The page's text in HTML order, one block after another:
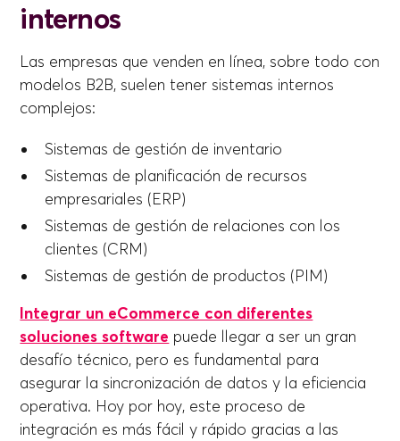
internos
Las empresas que venden en línea, sobre todo con
modelos B2B, suelen tener sistemas internos
complejos:
Sistemas de gestión de inventario
Sistemas de planificación de recursos
empresariales (ERP)
Sistemas de gestión de relaciones con los
clientes (CRM)
Sistemas de gestión de productos (PIM)
Integrar un eCommerce con diferentes
soluciones software puede llegar a ser un gran
desafío técnico, pero es fundamental para
asegurar la sincronización de datos y la eficiencia
operativa. Hoy por hoy, este proceso de
integración es más fácil y rápido gracias a las